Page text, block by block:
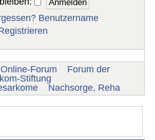
Benutzername
Online-Forum
Forum der
Stiftung
Nachsorge, Reha